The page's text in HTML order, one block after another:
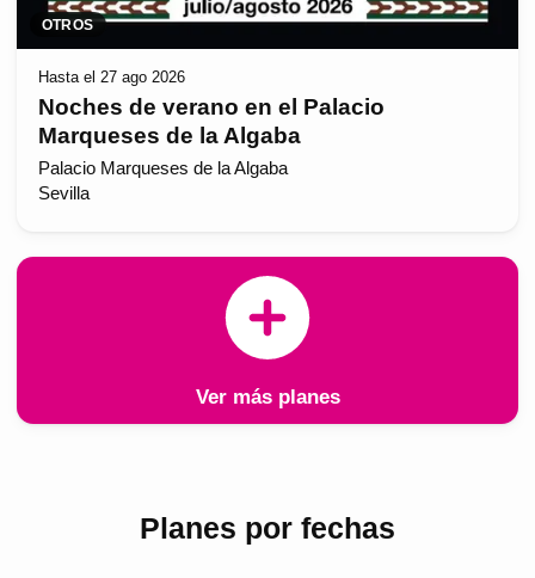
OTROS
Hasta el 27 ago 2026
Noches de verano en el Palacio
Marqueses de la Algaba
Palacio Marqueses de la Algaba
Sevilla
Ver más planes
Planes por fechas